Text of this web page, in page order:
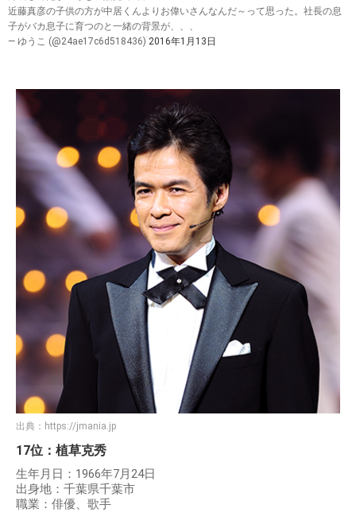
近藤真彦の子供の方が中居くんよりお偉いさんなんだ～って思った。社長の息
子がバカ息子に育つのと一緒の背景が、、、
— ゆうこ (@24ae17c6d518436) 2016年1月13日
出典： https://jmania.jp
17位：植草克秀
生年月日：1966年7月24日
出身地：千葉県千葉市
職業：俳優、歌手